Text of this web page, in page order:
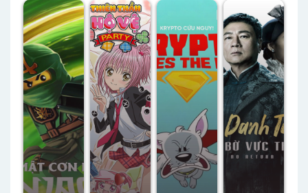
Minh –
Status: HD
Thuyết
Minh
Status: HD
Lồng Tiếng
Thuyết
Minh –
Status: HD
Thuyết
Minh